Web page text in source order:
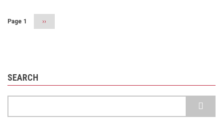
Page 1
Next
page
››
SEARCH